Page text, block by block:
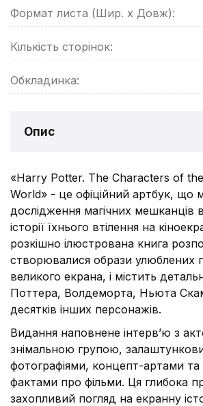
Формат листа (Шир. х Довж):
Кількість сторінок:
Обкладинка:
Опис
«Harry Potter. The Characters of
World» - це офіційний артбук, що
дослідження магічних мешканців
історії їхнього втілення на
розкішно ілюстрована книга
створювалися образи улюблених
великого екрана, і містить
Поттера, Волдеморта, Ньюта
десятків інших персонажів.
Видання наповнене інтерв’ю з
знімальною групою,
фотографіями, концепт-артами та
фактами про фільми. Ця глибока
захопливий погляд на екранну